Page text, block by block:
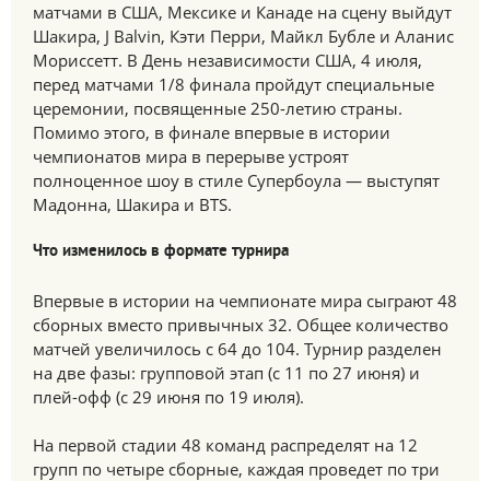
матчами в США, Мексике и Канаде на сцену выйдут
Шакира, J Balvin, Кэти Перри, Майкл Бубле и Аланис
Мориссетт. В День независимости США, 4 июля,
перед матчами 1/8 финала пройдут специальные
церемонии, посвященные 250-летию страны.
Помимо этого, в финале впервые в истории
чемпионатов мира в перерыве устроят
полноценное шоу в стиле Супербоула — выступят
Мадонна, Шакира и BTS.
Что изменилось в формате турнира
Впервые в истории на чемпионате мира сыграют 48
сборных вместо привычных 32. Общее количество
матчей увеличилось с 64 до 104. Турнир разделен
на две фазы: групповой этап (с 11 по 27 июня) и
плей-офф (с 29 июня по 19 июля).
На первой стадии 48 команд распределят на 12
групп по четыре сборные, каждая проведет по три